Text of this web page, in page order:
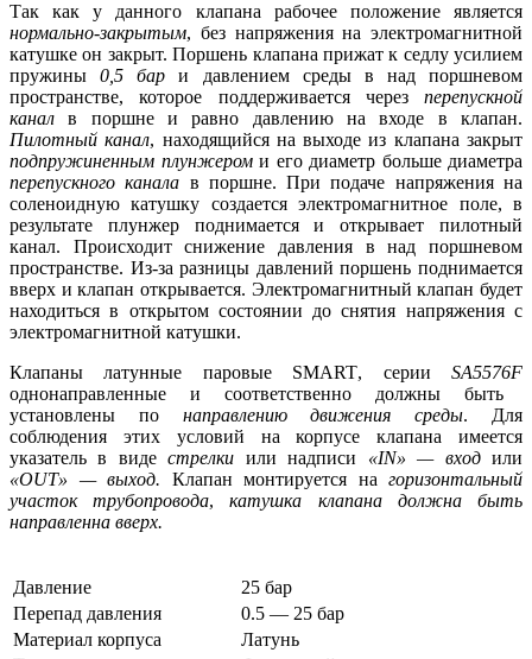
Так как у данного клапана рабочее положение является
нормально-закрытым, без напряжения на электромагнитной
катушке он закрыт. Поршень клапана прижат к седлу усилием
пружины0,5 бар и давлением среды в над поршневом
пространстве, которое поддерживается через перепускной
канал в поршне и равно давлению на входе в клапан.
Пилотный канал, находящийся на выходе из клапана закрыт
подпружиненным плунжероми его диаметр больше диаметра
перепускного канала в поршне. При подаче напряжения на
соленоидную катушку создается электромагнитное поле, в
результате плунжер поднимается и открывает пилотный
канал. Происходит снижение давления в над поршневом
пространстве. Из-за разницы давлений поршень поднимается
вверх и клапан открывается. Электромагнитный клапан будет
находиться в открытом состоянии до снятия напряжения с
электромагнитной катушки.
Клапаны латунные паровые SMART, серииSA5576F
однонаправленные и соответственно должны быть
установлены по направлению движения среды. Для
соблюдения этих условий на корпусе клапана имеется
указатель в видестрелки или надписи «IN» — входили
«OUT» — выход. Клапан монтируется на горизонтальный
участок трубопровода,катушка клапана должна быть
направленна вверх.
Давление
25 бар
Перепад давления
0.5 — 25 бар
Материал корпуса
Латунь